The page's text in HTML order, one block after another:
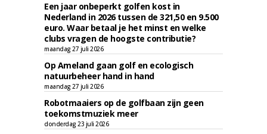
Een jaar onbeperkt golfen kost in
Nederland in 2026 tussen de 321,50 en 9.500
euro. Waar betaal je het minst en welke
clubs vragen de hoogste contributie?
maandag 27 juli 2026
Op Ameland gaan golf en ecologisch
natuurbeheer hand in hand
maandag 27 juli 2026
Robotmaaiers op de golfbaan zijn geen
toekomstmuziek meer
donderdag 23 juli 2026